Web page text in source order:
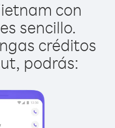
con
sencillo.
créditos
podrás: